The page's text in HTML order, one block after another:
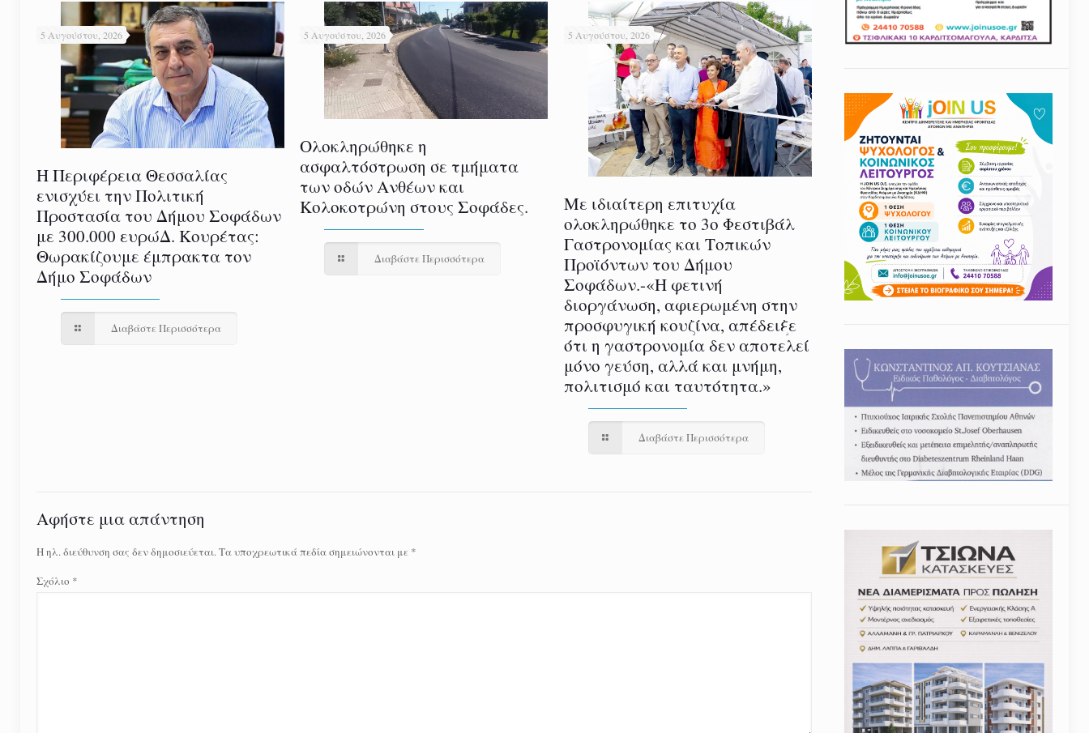
5 Αυγούστου, 2026
Η Περιφέρεια Θεσσαλίας
ενισχύει την Πολιτική
Προστασία του Δήμου Σοφάδων
με 300.000 ευρώΔ. Κουρέτας:
Θωρακίζουμε έμπρακτα τον
Δήμο Σοφάδων
Διαβάστε Περισσότερα
5 Αυγούστου, 2026
Ολοκληρώθηκε η
ασφαλτόστρωση σε τμήματα
των οδών Ανθέων και
Κολοκοτρώνη στους Σοφάδες.
Διαβάστε Περισσότερα
5 Αυγούστου, 2026
Με ιδιαίτερη επιτυχία
ολοκληρώθηκε το 3ο Φεστιβάλ
Γαστρονομίας και Τοπικών
Προϊόντων του Δήμου
Σοφάδων.-«Η φετινή
διοργάνωση, αφιερωμένη στην
προσφυγική κουζίνα, απέδειξε
ότι η γαστρονομία δεν αποτελεί
μόνο γεύση, αλλά και μνήμη,
πολιτισμό και ταυτότητα.»
Διαβάστε Περισσότερα
Αφήστε μια απάντηση
Η ηλ. διεύθυνση σας δεν δημοσιεύεται.Τα υποχρεωτικά πεδία σημειώνονται με *
Σχόλιο *